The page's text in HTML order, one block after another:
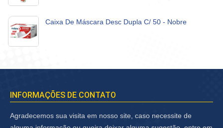
Caixa De Máscara Desc Dupla C/ 50 - Nobre
INFORMAÇÕES DE CONTATO
Agradecemos sua visita em nosso site, caso necessite de